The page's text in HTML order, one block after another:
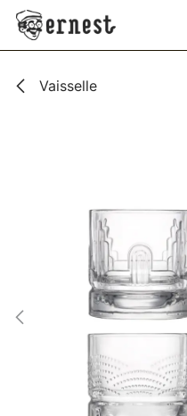
SE RENDRE AU CONTENU
Vaisselle